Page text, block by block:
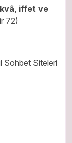
iffet ve
72)